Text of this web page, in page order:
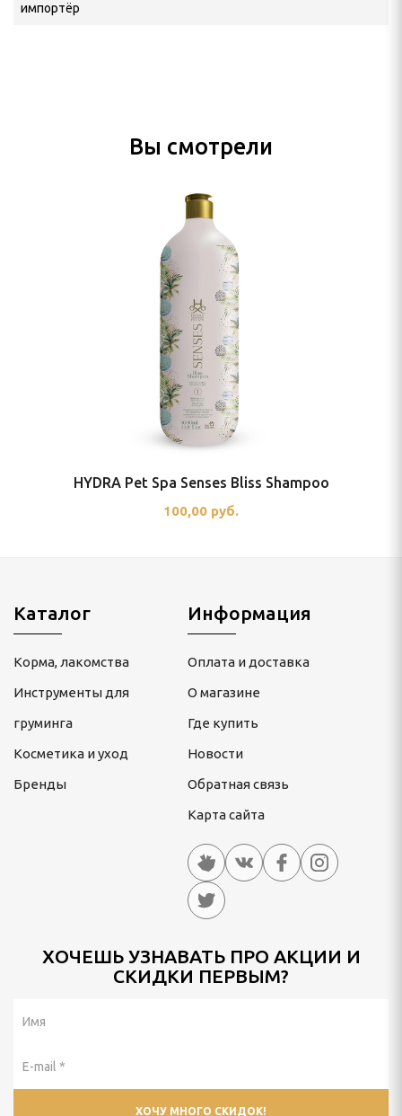
импортёр
Вы смотрели
HYDRA Pet Spa Senses Bliss Shampoo
100,00 руб.
Каталог
Корма, лакомства
Инструменты для
груминга
Косметика и уход
Бренды
Информация
Оплата и доставка
О магазине
Где купить
Новости
Обратная связь
Карта сайта
ХОЧЕШЬ УЗНАВАТЬ ПРО АКЦИИ И
СКИДКИ ПЕРВЫМ?